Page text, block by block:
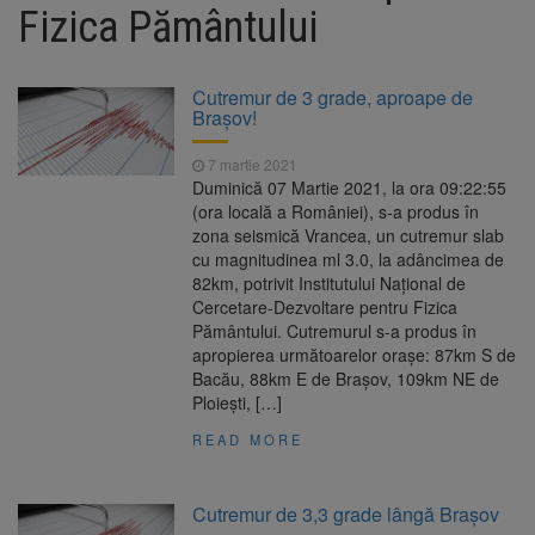
144 de incidente
10 august 2026
Ambulanță atacată cu
10 august 2026
Primele radare fixe din
România ar urma să apară în toamna lui
2027. Proiectul CNAIR este în licitație
10 august 2026
România, pe primul loc la
Mondialele U19 de canotaj. Trei medalii de
aur, una de argint și două de bronz
Fizica Pământului
Cutremur de 3 grade, aproape de
Braşov!
7 martie 2021
Duminică 07 Martie 2021, la ora 09:22:55
(ora locală a României), s-a produs în
zona seismică Vrancea, un cutremur slab
cu magnitudinea ml 3.0, la adâncimea de
82km, potrivit Institutului Național de
Cercetare-Dezvoltare pentru Fizica
Pământului. Cutremurul s-a produs în
apropierea următoarelor oraşe: 87km S de
Bacău, 88km E de Brașov, 109km NE de
Ploiești, […]
READ MORE
Cutremur de 3,3 grade lângă Brașov